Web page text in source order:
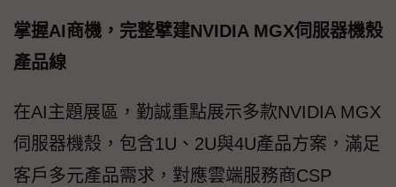
掌握AI商機，完整擘建NVIDIA MGX伺服器機殼
產品線
在AI主題展區，勤誠重點展示多款NVIDIA MGX
伺服器機殼，包含1U、2U與4U產品方案，滿足
客戶多元產品需求，對應雲端服務商CSP